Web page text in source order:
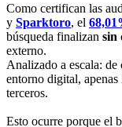
Como certifican las
y Sparktoro, el
búsqueda finalizan sin
externo.
Analizado a escala: de
entorno digital,
terceros.
Esto ocurre porque el